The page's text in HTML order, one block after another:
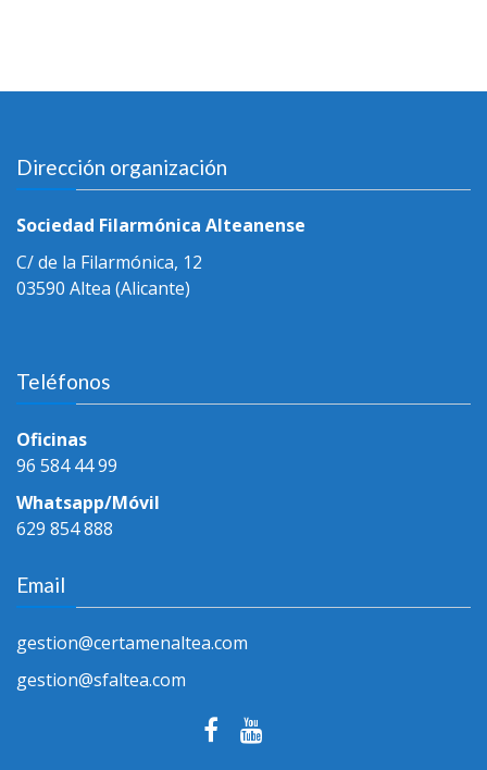
Dirección organización
Sociedad Filarmónica Alteanense
C/ de la Filarmónica, 12
03590 Altea (Alicante)
Teléfonos
Oficinas
96 584 44 99
Whatsapp/Móvil
629 854 888
Email
gestion@certamenaltea.com
gestion@sfaltea.com